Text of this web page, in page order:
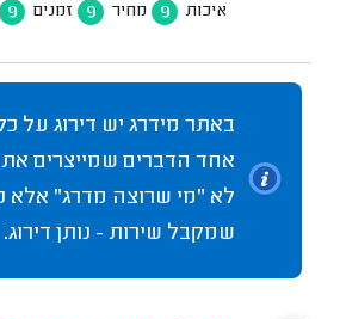
איכות 9 מחיר 9 זמנים 9
באתר מידרג יש דירוג על
אחד הדברים שמייצרים את
לא "מי שרוצה מדרג" אלא
שמקבל שירות - נותן דירוג.